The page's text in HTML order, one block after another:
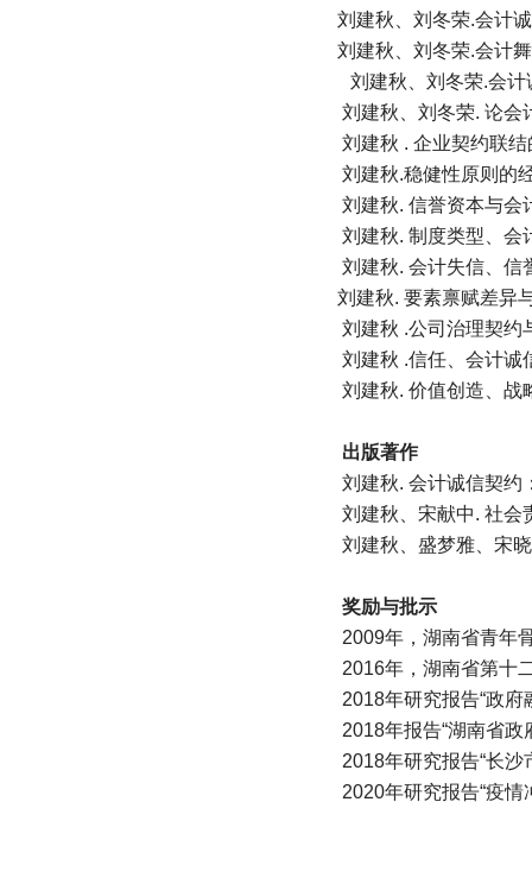
刘建秋、刘冬荣.会计诚
刘建秋、刘冬荣.会计舞
刘建秋、刘冬荣.会
刘建秋、刘冬荣. 论会
刘建秋 . 企业契约联
刘建秋.稳健性原则
刘建秋. 信誉资本与
刘建秋. 制度类型、会
刘建秋. 会计失信、信
刘建秋. 要素禀赋差异
刘建秋 .公司治理契约
刘建秋 .信任、会计诚
刘建秋. 价值创造、战
出版著作
刘建秋. 会计诚信契约
刘建秋、宋献中. 社会
刘建秋、盛梦雅、宋
奖励与批示
2009年，湖南省青年
2016年，湖南省第十
2018年研究报告“政
2018年报告“湖南省
2018年研究报告“长
2020年研究报告“疫